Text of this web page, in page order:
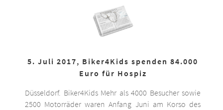
5. Juli 2017, Biker4Kids spenden 84.000
Euro für Hospiz
Düsseldorf. Biker4Kids Mehr als 4000 Besucher sowie
2500 Motorräder waren Anfang Juni am Korso des